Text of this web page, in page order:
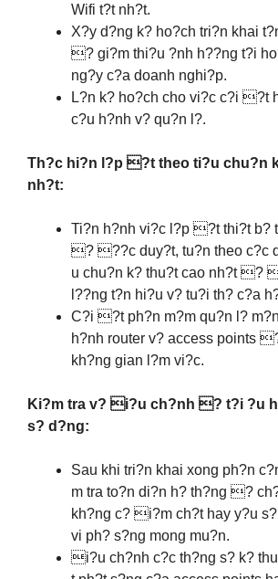
Wifi t?t nh?t.
X?y d?ng k? ho?ch tri?n khai
? gi?m thi?u ?nh h??ng t?i
ng?y c?a doanh nghi?p.
L?n k? ho?ch cho vi?c c?i ?t
c?u h?nh v? qu?n l?.
Th?c hi?n l?p ?t theo ti?u chu?n
nh?t:
Ti?n h?nh vi?c l?p ?t thi?t b?
? ??c duy?t, tu?n theo c?c
u chu?n k? thu?t cao nh?t ?
l??ng t?n hi?u v? tu?i th? c?a
C?i ?t ph?n m?m qu?n l?
h?nh router v? access points
kh?ng gian l?m vi?c.
Ki?m tra v? i?u ch?nh ? t?i ?u
s? d?ng:
Sau khi tri?n khai xong ph?n
m tra to?n di?n h? th?ng ?
kh?ng c? i?m ch?t hay y?u
vi ph? s?ng mong mu?n.
i?u ch?nh c?c th?ng s? k?